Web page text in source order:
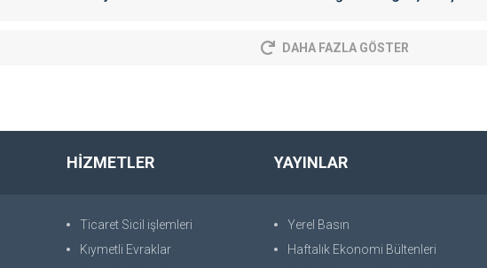
DAHA FAZLA GÖSTER
HİZMETLER
Ticaret Sicil işlemleri
Kıymetli Evraklar
YAYINLAR
Yerel Basın
Haftalık Ekonomi Bültenleri